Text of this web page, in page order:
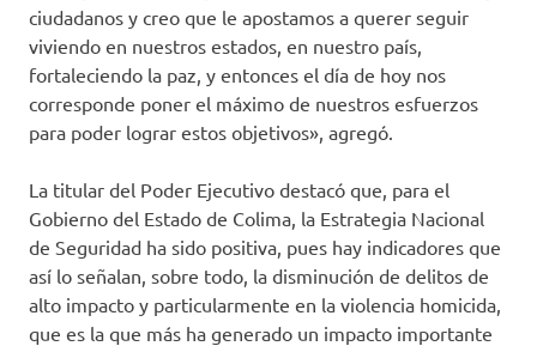
ciudadanos y creo que le apostamos a querer seguir
viviendo en nuestros estados, en nuestro país,
fortaleciendo la paz, y entonces el día de hoy nos
corresponde poner el máximo de nuestros esfuerzos
para poder lograr estos objetivos», agregó.
La titular del Poder Ejecutivo destacó que, para el
Gobierno del Estado de Colima, la Estrategia Nacional
de Seguridad ha sido positiva, pues hay indicadores que
así lo señalan, sobre todo, la disminución de delitos de
alto impacto y particularmente en la violencia homicida,
que es la que más ha generado un impacto importante